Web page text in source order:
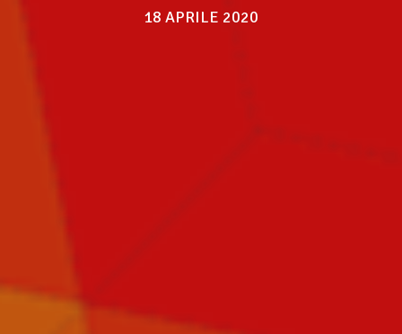
18 APRILE 2020